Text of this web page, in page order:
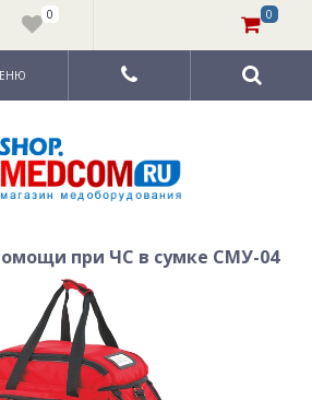
при ЧС в сумке СМУ-04
0 0